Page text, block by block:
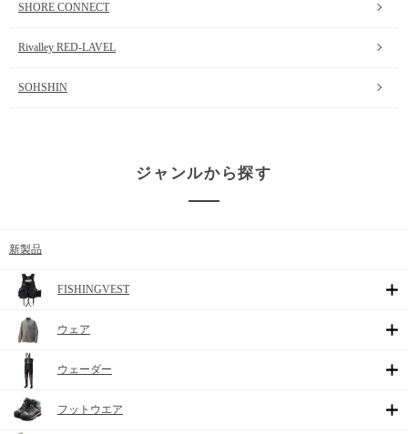
SHORE CONNECT
Rivalley RED-LAVEL
SOHSHIN
ジャンルから探す
新製品
FISHINGVEST
ウェア
ウェーダー
フットウエア